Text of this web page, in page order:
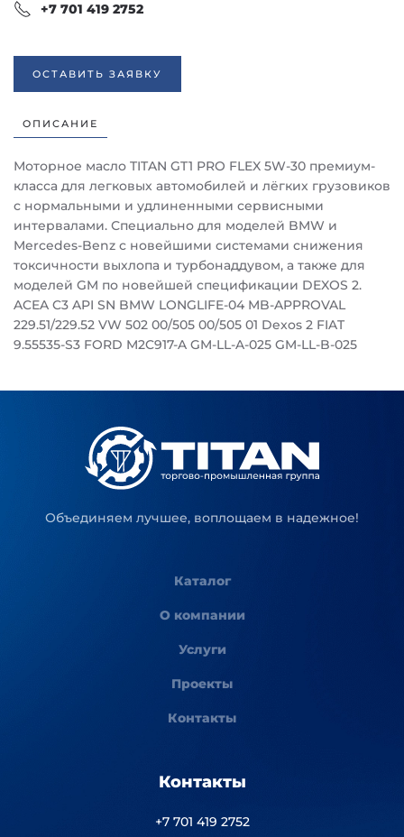
+7 701 419 2752
ОСТАВИТЬ ЗАЯВКУ
ОПИСАНИЕ
Моторное масло TITAN GT1 PRO FLEX 5W-30 премиум-
класса для легковых автомобилей и лёгких грузовиков
с нормальными и удлиненными сервисными
интервалами. Специально для моделей BMW и
Mercedes-Benz с новейшими системами снижения
токсичности выхлопа и турбонаддувом, а также для
моделей GM по новейшей спецификации DEXOS 2.
ACEA C3 API SN BMW LONGLIFE-04 MB-APPROVAL
229.51/229.52 VW 502 00/505 00/505 01 Dexos 2 FIAT
9.55535-S3 FORD M2C917-A GM-LL-A-025 GM-LL-B-025
Объединяем лучшее, воплощаем в надежное!
Каталог
О компании
Услуги
Проекты
Контакты
Контакты
+7 701 419 2752